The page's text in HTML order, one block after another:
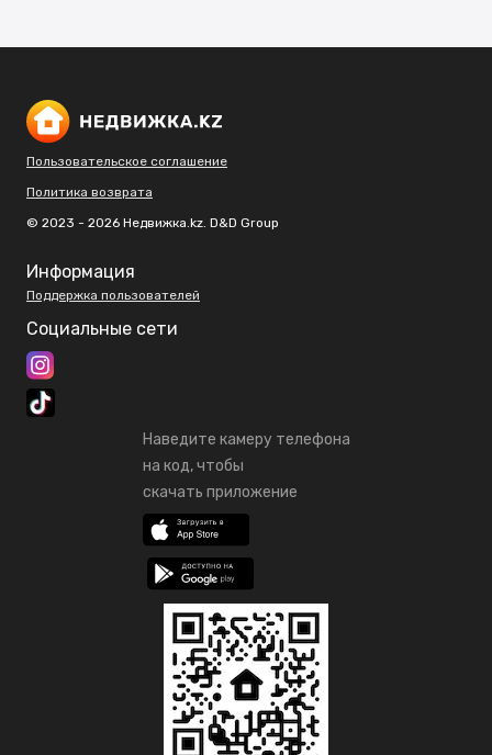
Пользовательское соглашение
Политика возврата
© 2023 - 2026 Недвижка.kz. D&D Group
Информация
Поддержка пользователей
Социальные сети
Наведите камеру телефона
на код, чтобы
скачать приложение